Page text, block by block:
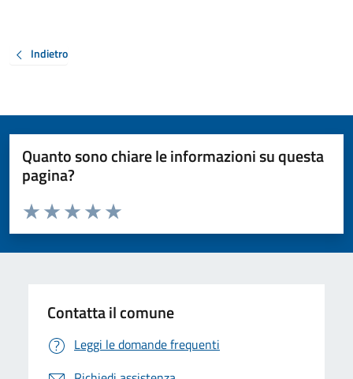
Indietro
Quanto sono chiare le informazioni su questa
pagina?
Valuta da 1 a 5 stelle la pagina
Valuta 5 stelle su 5
Valuta 4 stelle su 5
Valuta 3 stelle su 5
Valuta 2 stelle su 5
Valuta 1 stelle su 5
Contatta il comune
Leggi le domande frequenti